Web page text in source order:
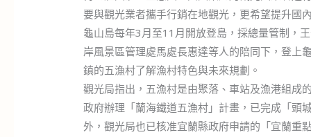
要與觀光業者攜手行銷在地觀光，更希望提升國
龜山島每年3月至11月開放登島，採總量管制，
岸風景區管理處馬處長惠達等人的陪同下，登上
鎮的五漁村了解漁村特色與未來規劃。
觀光局指出，五漁村是由聚落、車站及漁港組成
政府辦理「蘭海鐵道五漁村」計畫，已完成「頭
外，觀光局也已核准宜蘭縣政府申請的「宜蘭重